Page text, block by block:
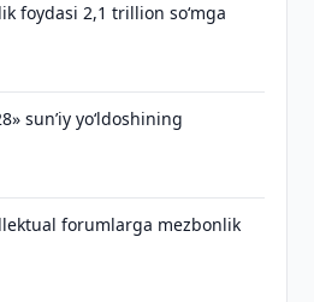
foydasi 2,1 trillion so‘mga
sun’iy yo‘ldoshining
forumlarga mezbonlik